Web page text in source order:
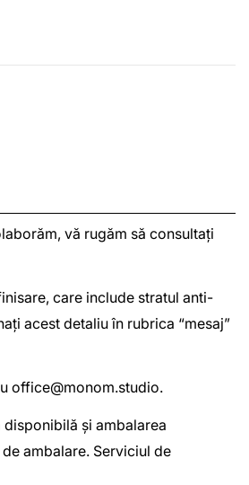
vă rugăm să consultați
care include stratul anti-
acest detaliu în rubrica “mesaj”
office@monom.studio.
și ambalarea
ambalare. Serviciul de